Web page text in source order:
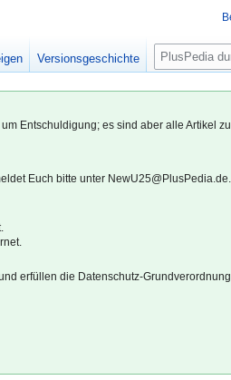
Entschuldigung; es sind aber alle Artikel
Euch bitte unter NewU25@PlusPedia.de.
erfüllen die Datenschutz-
Versionsgeschichte
S
u
c
e